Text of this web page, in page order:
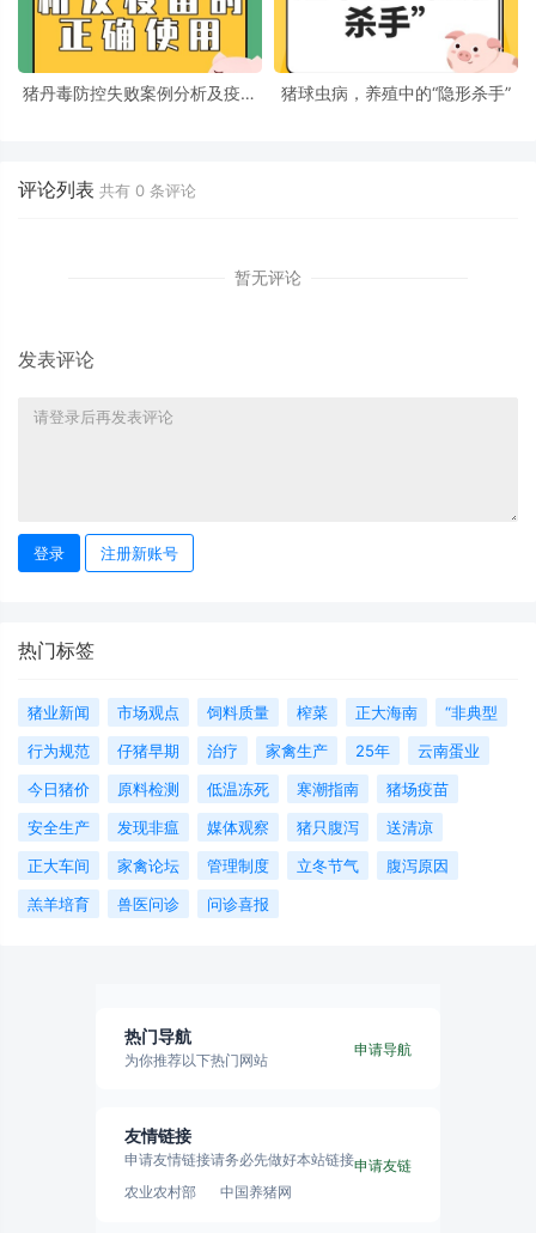
猪丹毒防控失败案例分析及疫苗
猪球虫病，养殖中的“隐形杀手”
评论列表 共有 0 条评论
暂无评论
发表评论
登录 注册新账号
热门标签
猪业新闻 市场观点 饲料质量 榨菜 正大海南
“非典型
行为规范
仔猪早期 治疗 家禽生产 25年
云南蛋业
今日猪价
原料检测 低温冻死 寒潮指南
猪场疫苗
安全生产
发现非瘟 媒体观察 猪只腹泻
送清凉
正大车间
家禽论坛 管理制度 立冬节气
腹泻原因
羔羊培育
兽医问诊 问诊喜报
热门导航
为你推荐以下热门网站
申请导航
友情链接
申请友情链接请务必先做好本站链接
农业农村部
中国养猪网
申请友链